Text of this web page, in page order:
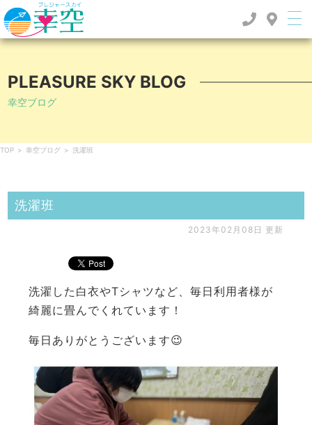
PLEASURE SKY BLOG
幸空ブログ
TOP > 幸空ブログ > 洗濯班
洗濯班
2023年02月08日 更新
洗濯した白衣やTシャツなど、毎日利用者様が
綺麗に畳んでくれています！
毎日ありがとうございます😉